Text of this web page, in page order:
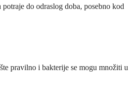
do odraslog doba, posebno kod
pravilno i bakterije se mogu množiti u